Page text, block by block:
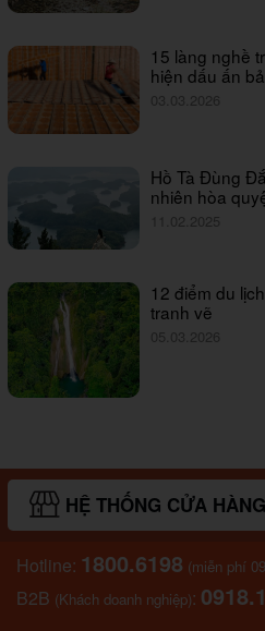
15 làng nghề
hiện dấu ấn
03.03.2026
Hồ Tà Đùng
nhiên hòa
11.02.2025
12 điểm du
tranh vẽ
05.03.2026
HỆ THỐNG CỬA HÀNG
Hotline: 1800.6198 (miễn phí
B2B (Khách doanh nghiệp):